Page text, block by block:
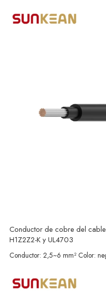
Conductor de cobre del
H1Z2Z2-K y UL4703
Conductor: 2,5~6 mm² Color: